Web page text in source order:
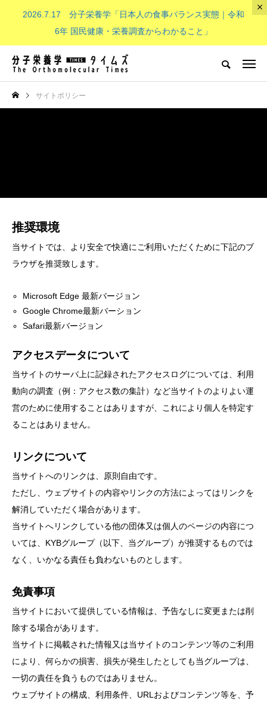
The Orthomolecular Times
分子栄養学とは 子供（成長期）
NEW POST
分子栄養学「金子メソッド（Kan
タ解析に基づく個別化栄養療法」
子供の栄養「現代の子どもたち
TAG LIST
CoQ10 DHA EPA
αリポ酸
オメガ3・EPA・DHA カリウム カルシウム
タンパク質
パントテン酸 ビタミン ビタミンA
ビタミンB ビタミンB6
ビタミンC ビタミンD ビタミンE
ビタミンK プレバイオティクス
プロバイオティクス
マンガン モリブデン ヨウ素 亜鉛
亜鉛、銅 亜鉛・銅 免疫 口腔内環境
微量ミネラル 糖質 糖質・血糖値
脂溶性ビタミン 腸内環境 血糖値
2026.7.17 分子栄養学「日本人の食事バランス実態｜令和
6年 国民健康・栄養調査からわかること」
サイトポリシー
推奨環境
当サイトでは、より安全で快適にご利用いただくために下記のブ
ラウザを推奨致します。
Microsoft Edge 最新バージョン
Google Chrome最新バーション
Safari最新バージョン
アクセスデータについて
当サイトのサーバ上に記録されたアクセスログについては、利用
動向の調査（例：アクセス数の集計）など当サイトのよりよい運
営のために使用することはありますが、これにより個人を特定す
ることはありません。
リンクについて
当サイトへのリンクは、原則自由です。
ただし、ウェブサイトの内容やリンクの方法によってはリンクを
解消していただく場合があります。
当サイトへリンクしている他の団体又は個人のページの内容につ
いては、KYBグループ（以下、当グループ）が推奨するものでは
なく、いかなる責任も負わないものとします。
免責事項
当サイトにおいて提供している情報は、予告なしに変更または削
除する場合があります。
当サイトに掲載された情報又は当サイトのコンテンツ等のご利用
により、何らかの損害、損失が発生したとしても当グループは、
一切の責任を負うものではありません。
ウェブサイトの構成、利用条件、URLおよびコンテンツ等を、予